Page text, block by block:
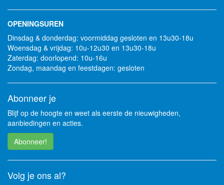
OPENINGSUREN
Dinsdag & donderdag: voormiddag gesloten en 13u30-18u
Woensdag & vrijdag: 10u-12u30 en 13u30-18u
Zaterdag: doorlopend: 10u-16u
Zondag, maandag en feestdagen: gesloten
Abonneer je
Blijf op de hoogte en weet als eerste de nieuwigheden,
aanbiedingen en acties.
Abonneer!
Volg je ons al?